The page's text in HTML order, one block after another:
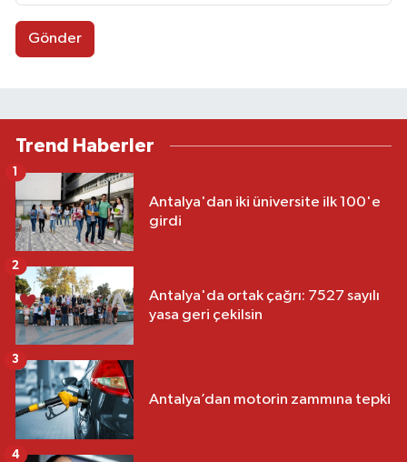
Gönder
Trend Haberler
Antalya'dan iki üniversite ilk 100'e
girdi
1
Antalya'da ortak çağrı: 7527 sayılı
yasa geri çekilsin
2
Antalya’dan motorin zammına tepki
3
4